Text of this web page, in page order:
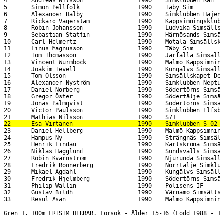
23      Daniel Hellberg                1990    Malmö Kappsimningsklubb                  29.14                                     1:01.61                               
24      Hampus Ny                      1990    Strängnäs Simsällskap                    29.06                                     1:02.11                               
25      Henrik Lindau                  1990    Karlskrona Simsällskap                   29.83                                     1:02.13                               
26      Niklas Hägglund                1990    Sundsvalls Simsällskap                   29.94                                     1:02.17                               
27      Robin Kvarnström               1990    Njurunda Simsällskap                     29.27                                     1:02.39                               
28      Fredrik Ronnerberg             1990    Norrtälje Simklubb                       29.82                                     1:02.78                               
29      Mikael Agdahl                  1990    Kungälvs Simsällskap                     29.89                                     1:02.93                               
30      Fredrik Hjelmberg              1990    Södertörns Simsällskap                   30.11                                     1:03.69                               
31      Philip Wallin                  1990    Polisens IF                              29.91                                     1:03.70                               
32      Gustav Bildh                   1990    Värnamo Simsällskap                      30.15                                     1:04.63                               
33      Resul Asan                     1990    Malmö Kappsimningsklubb                  30.82                                     1:05.44                               
                                                                                                                                                                        
Gren 1, 100m FRISIM HERRAR, Försök - Ålder 15-16 (Född 1988 - 1989)                                                    
Plac.   Namn                           Född    Förening                                   50m                                         Tid  Status                       
                                                                                                                                                                        
1       Sebastian Wikström             1988    Upsala Simsällskap                       25.88                                       53.69                               
2       David Larsson                  1989    Skäret Simsällskap                       25.96                                       55.11                               
3       Rasmus Hellström               1988    Spårvägens Simförening                   26.16                                       55.12                               
4       Pontus Ericsson                1988    Trelleborgs Simsällskap                  27.00                                       55.43                               
5       Pontus Flodqvist               1988    Simklubben Neptun                        26.40                                       55.44                               
6       Robin Andréasson               1988    Mölndals Allmänna Simsällskap            26.85                                       55.60                               
7       Björn Gunnarsson               1989    Norrköpings Kappsimningsklubb            26.34                                       55.63